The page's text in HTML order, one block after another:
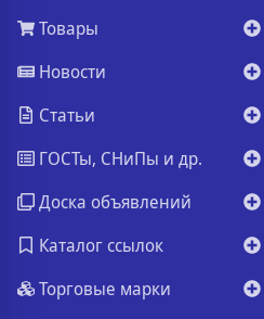
Товары
Новости
Статьи
ГОСТы, СНиПы и др.
Доска объявлений
Каталог ссылок
Торговые марки